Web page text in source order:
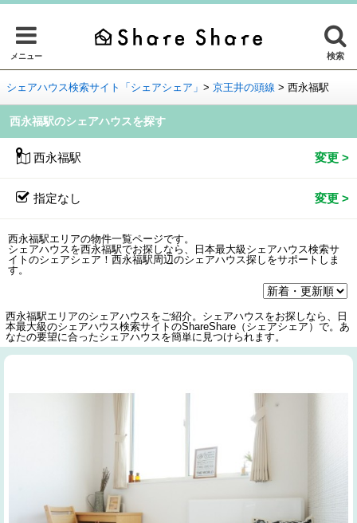
メニュー 検索
シェアハウス検索サイト「シェアシェア」 > 京王井の頭線 > 西永福駅
西永福駅のシェアハウスを探す
西永福駅
指定なし
西永福駅エリアの物件一覧ページです。
シェアハウスを西永福駅でお探しなら、日本最大級シェアハウス検索サ
イトのシェアシェア！西永福駅周辺のシェアハウス探しをサポートしま
す。
西永福駅エリアのシェアハウスをご紹介。シェアハウスをお探しなら、日
本最大級のシェアハウス検索サイトのShareShare（シェアシェア）で。あ
なたの要望に合ったシェアハウスを簡単に見つけられます。